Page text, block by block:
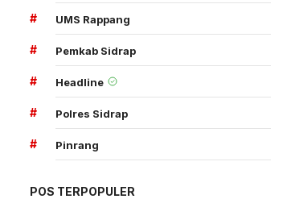
# UMS Rappang
# Pemkab Sidrap
# Headline
# Polres Sidrap
# Pinrang
POS TERPOPULER